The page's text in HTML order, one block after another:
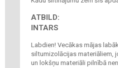
ATBILD:
INTARS
Labdien! Vecākas mājas
siltumizolācijas materiāliem,
un lokšņu materiāli pilnībā